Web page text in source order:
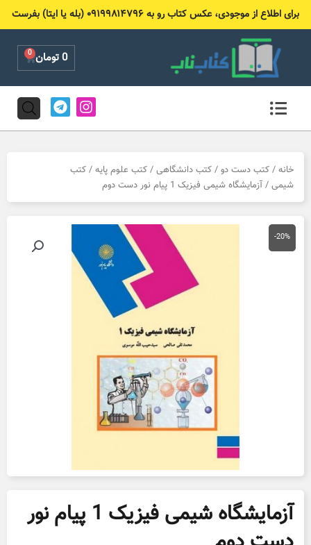
برای اطلاع از موجودی، عکس کتاب رو به ۰۹۱۹۹۸۱۴۷۹۶ (بله یا ایتا) بفرست
0تومان 0
Cart
I
n
s
g
a
T
e
l
m
خانه / کتب دست دو / کتب دانشگاهی / کتب علوم پایه / کتب
شیمی / آزمایشگاه شیمی فیزیک 1 پیام نور دست دوم
-20%
آزمایشگاه شیمی فیزیک 1 پیام نور